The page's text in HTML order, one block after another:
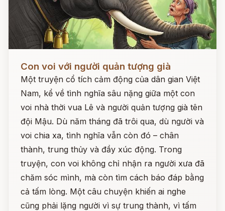
Con voi với người quản tượng già
Một truyện cổ tích cảm động của dân gian Việt
Nam, kể về tình nghĩa sâu nặng giữa một con
voi nhà thời vua Lê và người quản tượng già tên
đội Mậu. Dù năm tháng đã trôi qua, dù người và
voi chia xa, tình nghĩa vẫn còn đó – chân
thành, trung thủy và đầy xúc động. Trong
truyện, con voi không chỉ nhận ra người xưa đã
chăm sóc mình, mà còn tìm cách báo đáp bằng
cả tấm lòng. Một câu chuyện khiến ai nghe
cũng phải lặng người vì sự trung thành, vì tấm